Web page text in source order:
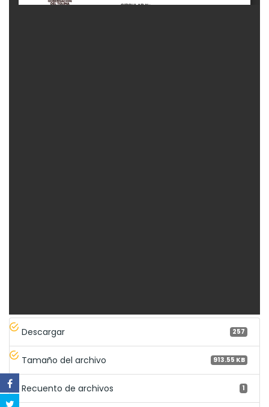
Descargar 257
Tamaño del archivo 913.55 KB
Recuento de archivos 1